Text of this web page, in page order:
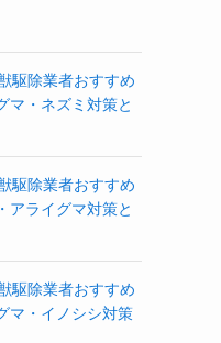
駆除業者おすすめ
マ・ネズミ対策と
駆除業者おすすめ
アライグマ対策と
駆除業者おすすめ
マ・イノシシ対策